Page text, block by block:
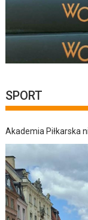
SPORT
Akademia Piłkarska